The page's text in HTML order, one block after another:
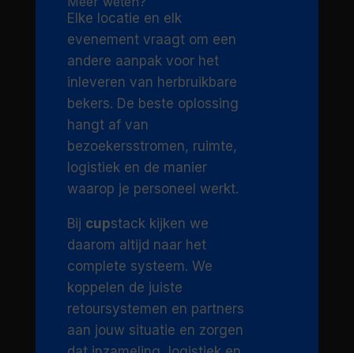
Elke locatie en elk
evenement vraagt om een
andere aanpak voor het
inleveren van herbruikbare
bekers. De beste oplossing
hangt af van
bezoekersstromen, ruimte,
logistiek en de manier
waarop je personeel werkt.
Bij cupstack kijken we
daarom altijd naar het
complete systeem. We
koppelen de juiste
retoursystemen en partners
aan jouw situatie en zorgen